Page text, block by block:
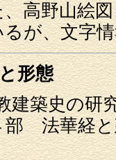
高野山絵
が、文字
形態
建築史の研
法華経と